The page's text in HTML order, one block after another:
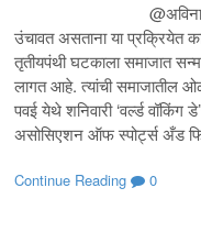
उंचावत असताना या प्रक्रियेत
तृतीयपंथी घटकाला समाजात
लागत आहे. त्यांची समाजातील
पवई येथे शनिवारी ‘वर्ल्ड
असोसिएशन ऑफ स्पोर्ट्स अँड
Continue Reading 0